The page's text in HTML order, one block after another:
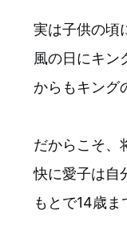
実は子供の頃
風の日にキン
からもキング
だからこそ、
快に愛子は自
もとで14歳ま